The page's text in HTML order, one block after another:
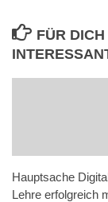
FÜR
Hauptsache
Lehre erfolgreich